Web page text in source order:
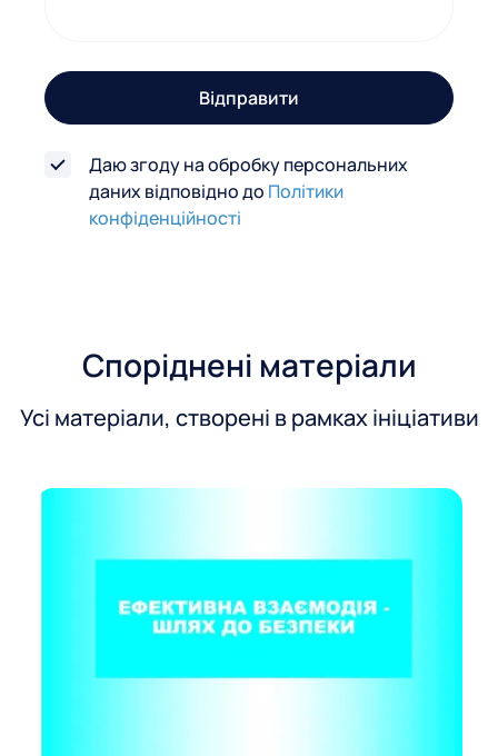
з
в
Відправити
Даю згоду на обробку персональних
даних відповідно до Політики
конфіденційності
Споріднені матеріали
Усі матеріали, створені в рамках ініціативи